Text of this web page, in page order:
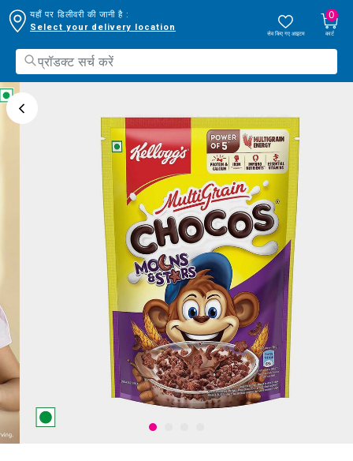
यहाँ पर डिलीवरी की जानी है :
Select your delivery location
सेव किए गए आइटम
0
कार्ट